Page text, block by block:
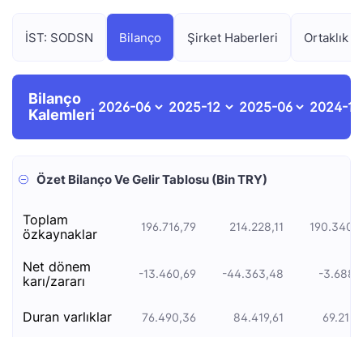
İST: SODSN Bilanço Şirket Haberleri Ortaklık
Bilanço
Kalemleri
Özet Bilanço Ve Gelir Tablosu (Bin TRY)
toplam
özkaynaklar
196.716,79 214.228,11
net dönem
karı/zararı
-13.460,69 -44.363,48 -
duran varliklar 76.490,36 84.419,61